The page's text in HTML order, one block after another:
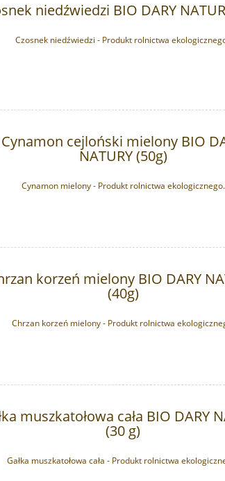
niedźwiedzi BIO DARY
Czosnek niedźwiedzi - Produkt rolnictwa
Cynamon cejloński mielony BIO
NATURY (50g)
Cynamon mielony - Produkt rolnictwa ekologicznego.
korzeń mielony BIO DARY
(40g)
Chrzan korzeń mielony - Produkt rolnictwa
muszkatołowa cała BIO DARY
(30 g)
Gałka muszkatołowa cała - Produkt rolnictwa